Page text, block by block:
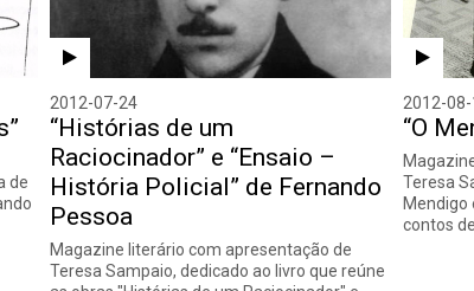
de
2012-07-24
“Histórias de um
Raciocinador” e “Ensaio –
História Policial” de Fernando
Pessoa
Magazine literário com apresentação de
Teresa Sampaio, dedicado ao livro que reúne
2012-08-
“O
Teresa
Mendigo
contos